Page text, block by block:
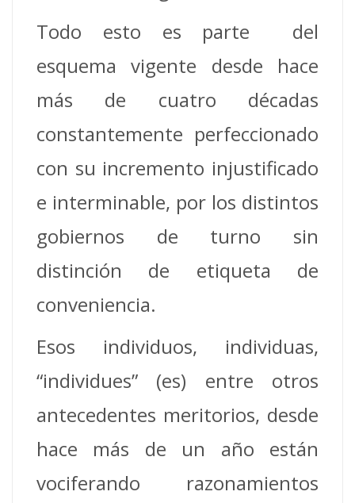
Todo esto es parte del
esquema vigente desde hace
más de cuatro décadas
constantemente perfeccionado
con su incremento injustificado
e interminable, por los distintos
gobiernos de turno sin
distinción de etiqueta de
conveniencia.
Esos individuos, individuas,
“individues” (es) entre otros
antecedentes meritorios, desde
hace más de un año están
vociferando razonamientos